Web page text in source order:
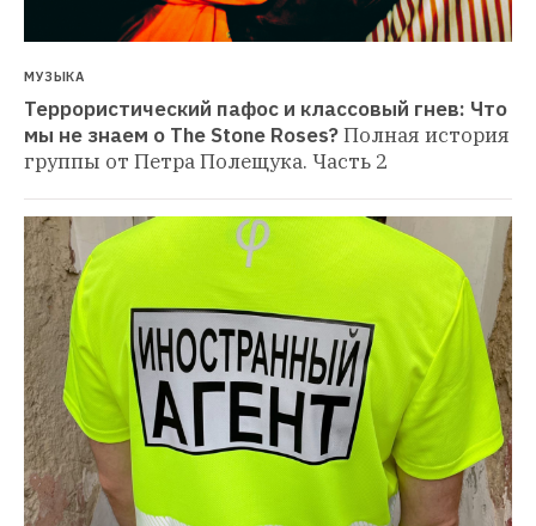
МУЗЫКА
Террористический пафос и классовый гнев: Что
мы не знаем о The Stone Roses?Полная история
группы от Петра Полещука. Часть 2